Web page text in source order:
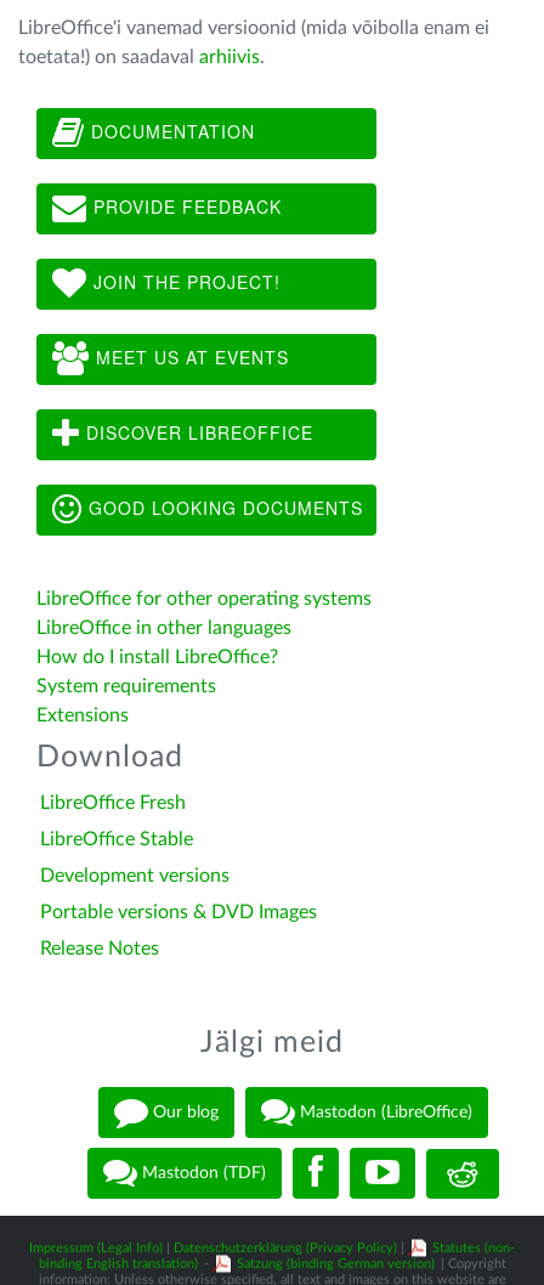
LibreOffice'i vanemad versioonid (mida võibolla enam ei
toetata!) on saadaval arhiivis.
DOCUMENTATION
PROVIDE FEEDBACK
JOIN THE PROJECT!
MEET US AT EVENTS
DISCOVER LIBREOFFICE
GOOD LOOKING DOCUMENTS
LibreOffice for other operating systems
LibreOffice in other languages
How do I install LibreOffice?
System requirements
Extensions
Download
LibreOffice Fresh
LibreOffice Stable
Development versions
Portable versions & DVD Images
Release Notes
Jälgi meid
Our blog Mastodon (LibreOffice)
Mastodon (TDF)
Impressum (Legal Info) Datenschutzerklärung (Privacy Policy)
Statutes (non-
binding English translation) - Satzung (binding German version)
| Copyright
information: Unless otherwise specified, all text and images on this website are